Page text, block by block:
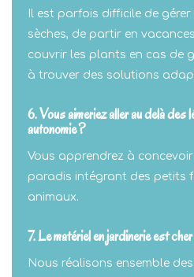
Il est parfois difficile de
sèches, de partir en
couvrir les plants en cas de
à trouver des solutions
6. Vous aimeriez aller au delà des
autonomie ?
Vous apprendrez à
paradis intégrant des petits
animaux.
7. Le matériel en jardinerie est
Nous réalisons ensemble